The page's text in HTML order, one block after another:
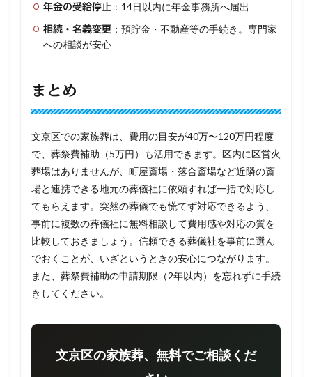
年金の受給停止 ：14日以内に年金事務所へ届出
相続・名義変更 ：預貯金・不動産等の手続き。専門家
への相談が安心
まとめ
文京区での家族葬は、費用の目安が40万〜120万円程度
で、葬祭費補助（5万円）も活用できます。区内に区営火
葬場はありませんが、町屋斎場・落合斎場など近隣の斎
場と連携できる地元の葬儀社に依頼すれば一括で対応し
てもらえます。突然の葬儀でも慌てず対応できるよう、
事前に複数の葬儀社に無料相談して費用感や対応の質を
比較しておきましょう。信頼できる葬儀社を事前に選ん
でおくことが、いざというときの安心につながります。
また、葬祭費補助の申請期限（2年以内）を忘れずに手続
きしてください。
文京区の家族葬、無料でご相談くだ